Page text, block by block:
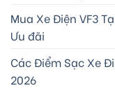
Mua Xe Điện VF3
Ưu đãi
Các Điểm Sạc Xe
2026